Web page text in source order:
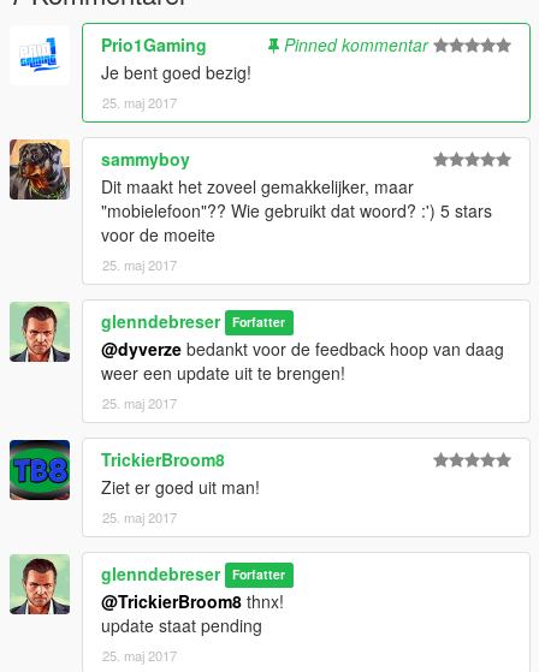
Prio1Gaming
Pinned kommentar
Je bent goed bezig!
25. maj 2017
sammyboy
Dit maakt het zoveel gemakkelijker, maar
"mobielefoon"?? Wie gebruikt dat woord? :') 5 stars
voor de moeite
25. maj 2017
glenndebreser Forfatter
@dyverze bedankt voor de feedback hoop van daag
weer een update uit te brengen!
25. maj 2017
TrickierBroom8
Ziet er goed uit man!
25. maj 2017
glenndebreser Forfatter
@TrickierBroom8 thnx!
update staat pending
25. maj 2017